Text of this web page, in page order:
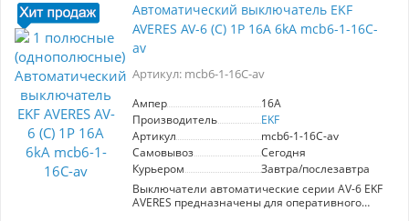
Автоматический выключатель EKF
AVERES AV-6 (С) 1P 16А 6kA mcb6-1-16C-
av
Артикул: mcb6-1-16C-av
Ампер
16A
Производитель
EKF
Артикул
mcb6-1-16C-av
Самовывоз
Сегодня
Курьером
Завтра/послезавтра
Выключатели автоматические серии AV-6 EKF
AVERES предназначены для оперативного